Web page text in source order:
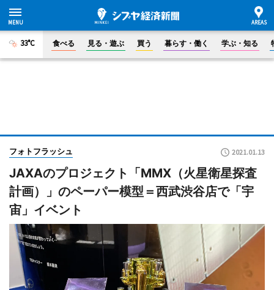
33°C 食べる 見る・遊ぶ 買う 暮らす・働く 学ぶ・知る
フォトフラッシュ 2021.01.13
JAXAのプロジェクト「MMX（火星衛星探査
計画）」のペーパー模型＝西武渋谷店で「宇
宙」イベント